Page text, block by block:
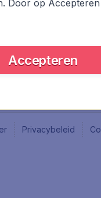
Privacybeleid
Door op
Accepteren